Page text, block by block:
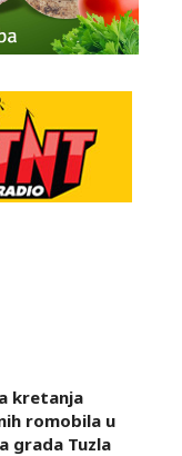
kretanja
romobila u
grada Tuzla